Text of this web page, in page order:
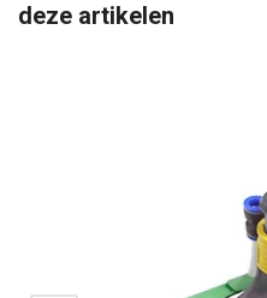
deze artikelen